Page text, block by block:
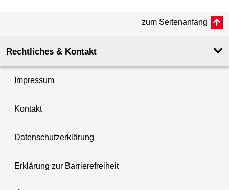
zum Seitenanfang
Rechtliches & Kontakt
Impressum
Kontakt
Datenschutzerklärung
Erklärung zur Barrierefreiheit